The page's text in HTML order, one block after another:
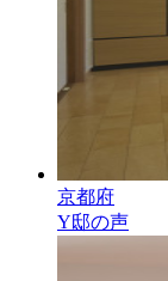
京都府
Y邸の声